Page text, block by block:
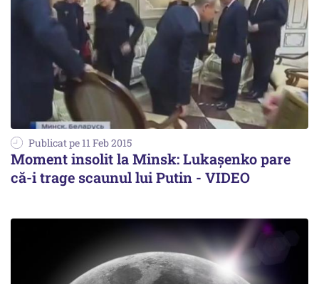
Publicat pe 11 Feb 2015
Moment insolit la Minsk: Lukașenko pare
că-i trage scaunul lui Putin - VIDEO